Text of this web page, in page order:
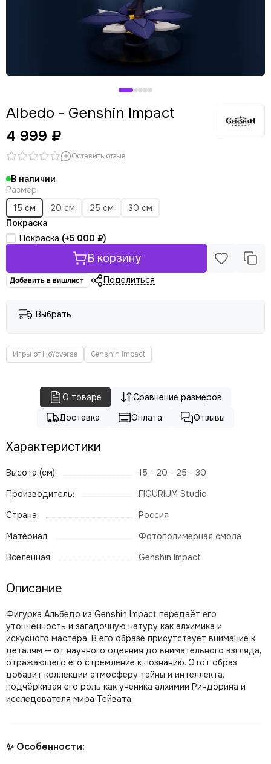
Albedo - Genshin Impact
4 999 ₽
Оставить отзыв
В наличии
Размер
15 см
20 см 25 см
30 см
Покраска
Покраска (+5 000 ₽)
В корзину
Добавить в вишлист Поделиться
Выбрать
Игры от HoYoverse Genshin Impact
О товаре
Сравнение размеров
Доставка
Оплата Отзывы
Характеристики
Высота (см):
15 - 20 - 25 - 30
Производитель:
FIGURIUM Studio
Страна:
Россия
Материал:
Фотополимерная смола
Вселенная:
Genshin Impact
Описание
Фигурка Альбедо из Genshin Impact передаёт его
утончённость и загадочную натуру как алхимика и
искусного мастера. В его образе присутствует внимание к
деталям — от научного одеяния до внимательного взгляда,
отражающего его стремление к познанию. Этот образ
добавит коллекции атмосферу тайны и интеллекта,
подчёркивая его роль как ученика алхимии Риндорина и
исследователя мира Тейвата.
✨ Особенности: